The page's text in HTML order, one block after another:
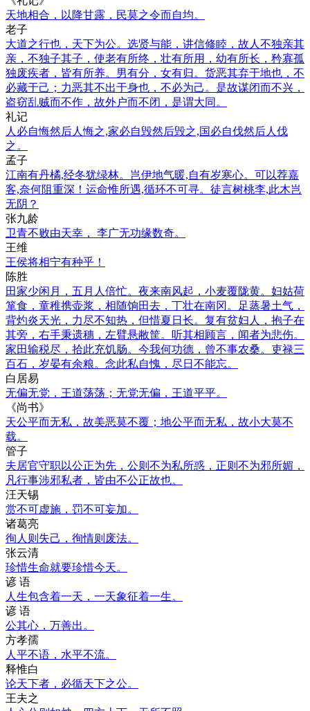
天地相合，以降甘露，民莫之令而自均。
老子
大道之行也，天下为公。选贤与能，讲信修睦，故人不独亲其
亲，不独子其子，使老有所终，壮有所用，幼有所长，矜寡孤
独废疾者，皆有所养。男有分，女有归。货恶其弃于地也，不
必藏于己；力恶其不出于身也，不必为己。是故谋闭而不兴，
盗窃乱贼而不作，故外户而不闭，是谓大同。
礼记
人必自悔然后人悔之,家必自毁然后毁之,国必自伐然后人伐
之。
孟子
江南有丹橘,经冬犹绿林。岂伊地气暖,自有岁寒心。可以荐嘉
客,奈何阻重深！运命惟所遇,循环不可寻。徒言树桃李,此木岂
无阴？
张九龄
卫青不败由天幸， 李广无功缘数奇。
王维
王侯将相宁有种乎！
陈胜
田家少闲月，五月人倍忙。夜来南风起，小麦覆陇黄。妇姑荷
箪食，童稚携壶浆，相随饷田去，丁壮在南冈。足蒸暑土气，
背灼炎天光，力尽不知热，但惜夏日长。复有贫妇人，抱子在
其旁，右手秉遗穗，左臂悬敝筐。听其相顾言，闻者为悲伤。
家田输税尽，拾此充饥肠。今我何功德，曾不事农桑。吏禄三
百石，岁晏有余粮。念此私自愧，尽日不能忘。
白居易
无偏无党，王道荡荡；无党无偏，王道平平。
《尚书》
天公平而无私，故美恶莫不覆；地公平而无私，故小大莫不
载。
管子
夫居官守职以公正为先，公则不为私所惑，正则不为邪所媚，
凡行事涉邪私者，皆由不公正故也。
汪天锡
赏不可虚施，罚不可妄加。
诸葛亮
徇人则失己，徇情则废法。
张云清
珍惜生命就要珍惜今天。
谚 语
人生包含着一天，一天象征着一生。
谚 语
公其心，万善出。
方孝孺
人平不语，水平不流。
释惟白
论天下者，必循天下之公。
王夫之